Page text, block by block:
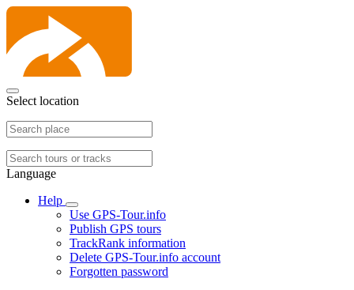
Select location
Language
Help
Use GPS-Tour.info
Publish GPS tours
TrackRank information
Delete GPS-Tour.info account
Forgotten password